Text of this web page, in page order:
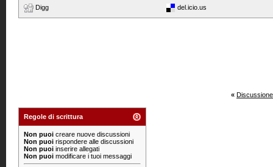
Digg del.icio.us
«
Regole di scrittura
Non puoi creare nuove discussioni
Non puoi rispondere alle discussioni
Non puoi inserire allegati
Non puoi modificare i tuoi messaggi